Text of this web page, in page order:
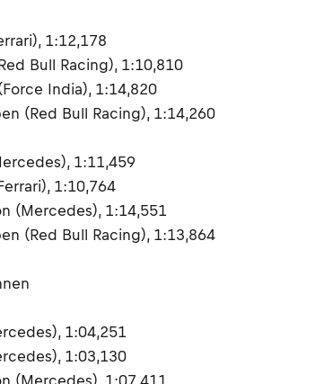
1:12,178
Bull Racing), 1:10,810
India), 1:14,820
(Red Bull Racing), 1:14,260
1:11,459
1:10,764
(Mercedes), 1:14,551
(Red Bull Racing), 1:13,864
1:04,251
1:03,130
(Mercedes), 1:07,411